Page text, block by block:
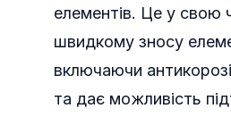
елементів. Це у свою
швидкому зносу
включаючи
та дає можливість